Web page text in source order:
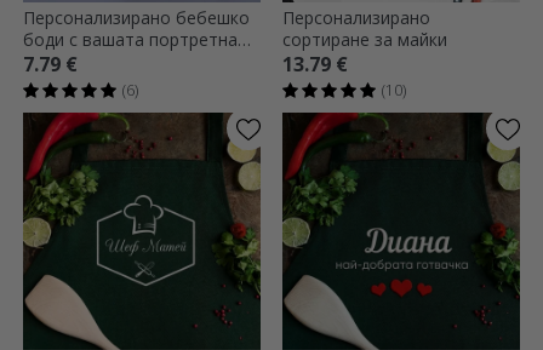
Персонализирано бебешко
боди с вашата портретна
графика
7.79 €
(6)
Персонализирано
сортиране за майки
13.79 €
(10)